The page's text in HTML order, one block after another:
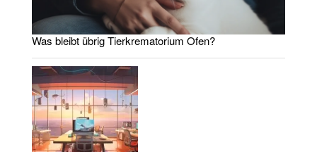
Was bleibt übrig Tierkrematorium Ofen?